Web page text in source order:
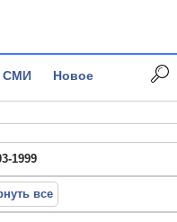
СМИ Новое
1999
все